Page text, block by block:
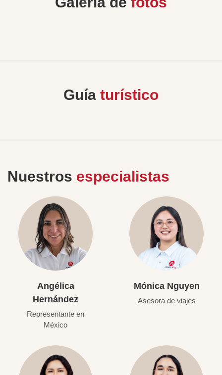
Guía turístico
Nuestros especialistas
Angélica
Hernández
Representante en
México
Mónica Nguyen
Asesora de viajes